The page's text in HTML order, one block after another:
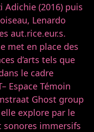
Adichie (2016) puis
Lenardo
aut.rice.eur.s.
met en place des
d’arts tels que
le cadre
Espace Témoin
Ghost group
explore par le
sonores immersifs